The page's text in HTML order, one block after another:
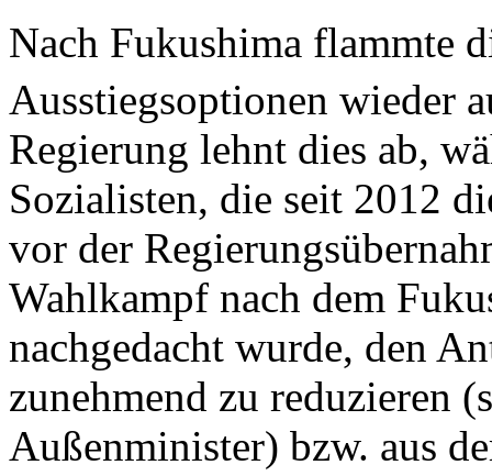
Nach Fukushima flammte
Ausstiegsoptionen wieder
Regierung lehnt dies ab,
Sozialisten, die seit 2012
vor der
Wahlkampf nach dem
nachgedacht wurde, den
zunehmend zu reduzieren
Außenminister) bzw. aus